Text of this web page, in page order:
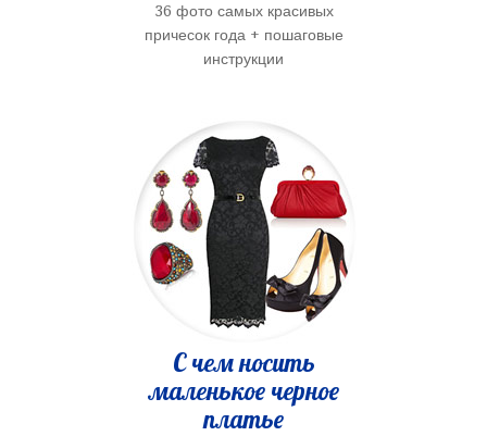
36 фото самых красивых
причесок года + пошаговые
инструкции
С чем носить
маленькое черное
платье